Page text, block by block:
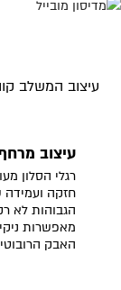
עיצוב המשלב
עיצוב
רגלי הסלון
חזקה ועמידה
הגבוהות לא
מאפשרות
האבק הרובוטי